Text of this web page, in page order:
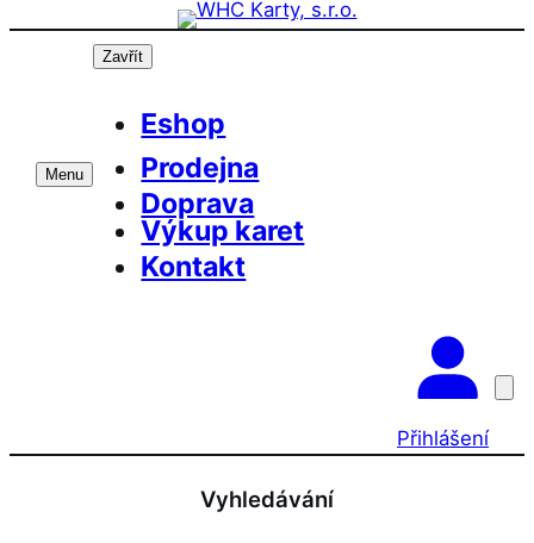
Přeskočit
Menu
Zavřít
Eshop
Prodejna
Doprava
Výkup karet
Kontakt
Přihlášení
Vyhledávání